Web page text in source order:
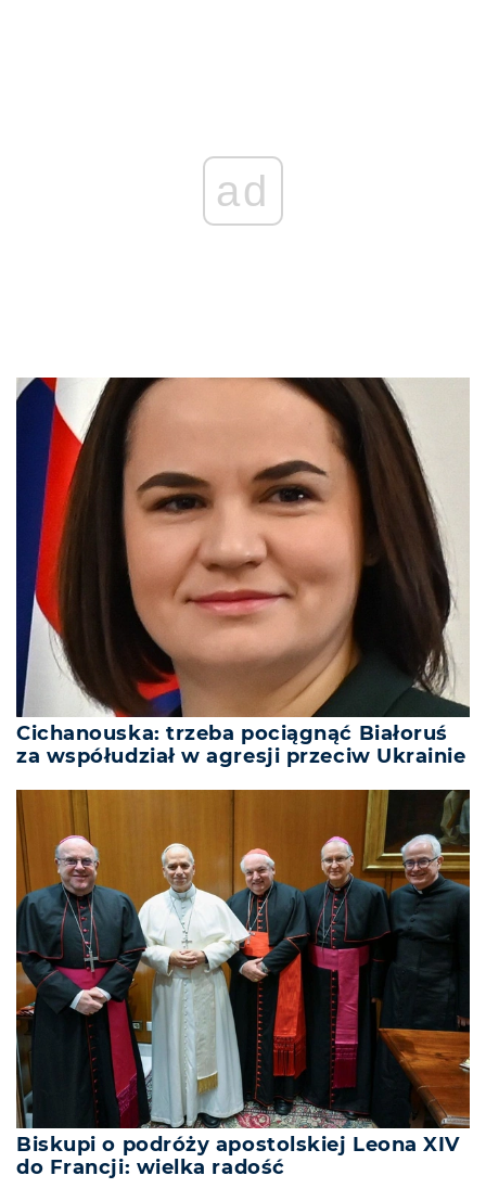
ad
Cichanouska: trzeba pociągnąć Białoruś
za współudział w agresji przeciw Ukrainie
Biskupi o podróży apostolskiej Leona XIV
do Francji: wielka radość